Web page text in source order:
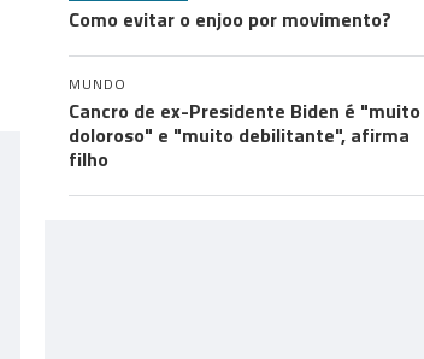
Como evitar o enjoo por movimento?
MUNDO
Cancro de ex-Presidente Biden é "muito
doloroso" e "muito debilitante", afirma
filho